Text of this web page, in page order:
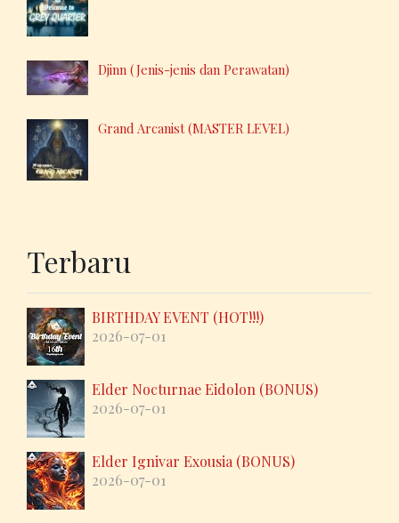
Djinn (Jenis-jenis dan Perawatan)
Grand Arcanist (MASTER LEVEL)
Terbaru
BIRTHDAY EVENT (HOT!!!)
2026-07-01
Elder Nocturnae Eidolon (BONUS)
2026-07-01
Elder Ignivar Exousia (BONUS)
2026-07-01